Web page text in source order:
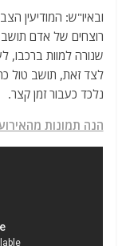
ובאיו"ש: המודיעין
רוצחים של אדם
שנורה למוות ברכבו,
לצד זאת, תושב טול
נלכד כעבור זמן קצר.
הנה תמונות